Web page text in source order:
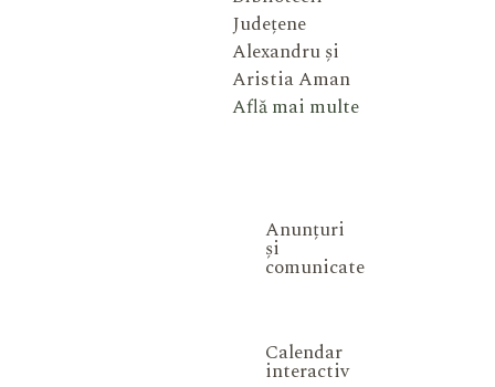
Județene
Alexandru și
Aristia Aman
Află mai multe
Anunțuri
și
comunicate
Calendar
interactiv